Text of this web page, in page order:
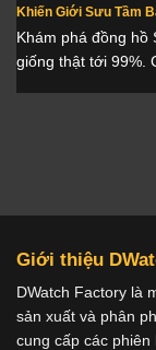
Khiến Giới Sưu Tầm
Khám phá đồng hồ
giống thật tới 99%.
Giới thiệu
DWatch Factory là
sản xuất và phân
cung cấp các